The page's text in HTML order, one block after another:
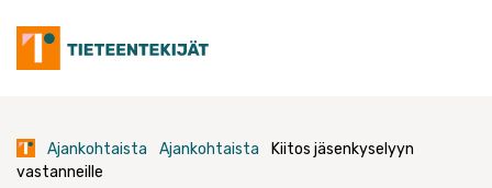
content
Ajankohtaista Ajankohtaista
Kiitos jäsenkyselyyn
vastanneille